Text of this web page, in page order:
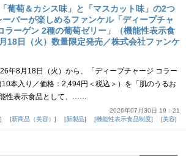
葡萄＆カシス味」と「マスカット味」の2つ
ーバーが楽しめるファンケル「ディープチャ
ラーゲン 2種の葡萄ゼリー」（機能性表示食
18日（火）数量限定発売／株式会社ファンケ
年8月18日（火）から、「ディープチャージ コラー
本入り／価格：2,494円＜税込＞）を「肌のうるお
性表示食品として、……
2026年07月30日 19：21
新商品（美容） 新製品 機能性表示食品制度 美容